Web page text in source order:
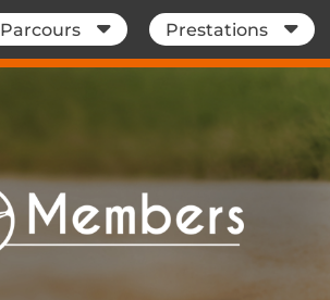
Parcours Prestations